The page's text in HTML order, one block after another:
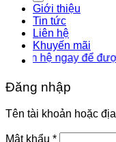
Giới thiệu
Tin tức
Liên hệ
Khuyến mãi
ngay để được tư vấn
Đăng nhập
Tên tài khoản hoặc
Mật khẩu *Bắt